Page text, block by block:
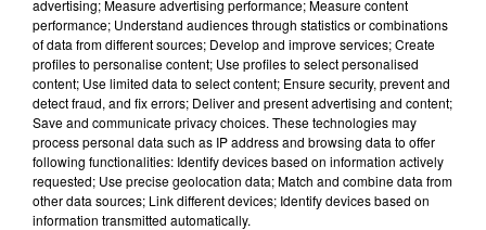
advertising; Measure advertising performance; Measure content
performance; Understand audiences through statistics or combinations
of data from different sources; Develop and improve services; Create
profiles to personalise content; Use profiles to select personalised
content; Use limited data to select content; Ensure security, prevent and
detect fraud, and fix errors; Deliver and present advertising and content;
Save and communicate privacy choices. These technologies may
process personal data such as IP address and browsing data to offer
following functionalities: Identify devices based on information actively
requested; Use precise geolocation data; Match and combine data from
other data sources; Link different devices; Identify devices based on
information transmitted automatically.